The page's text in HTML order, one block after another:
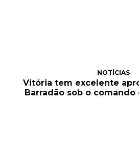
NOTÍCIAS
Vitória tem excelente
Barradão sob o comando